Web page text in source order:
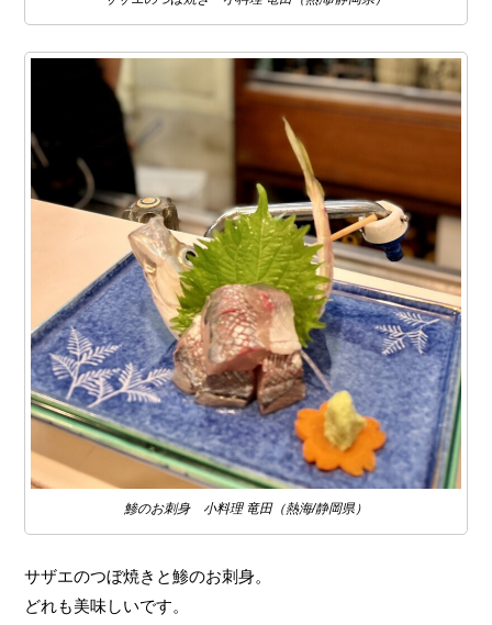
鯵のお刺身 小料理 竜田（熱海/静岡県）
サザエのつぼ焼きと鯵のお刺身。
どれも美味しいです。